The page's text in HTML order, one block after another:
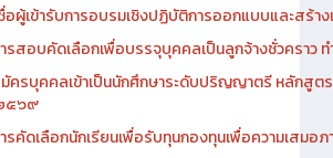
อผู้เข้ารับการอบรมเชิงปฏิบัติการออกแบบและสร้า
รสอบคัดเลือกเพื่อบรรจุบุคคลเป็นลูกจ้างชั่วคราว ท
ครบุคคลเข้าเป็นนักศึกษาระดับปริญญาตรี หลักสูต
๕๖๙
รคัดเลือกนักเรียนเพื่อรับทุนกองทุนเพื่อความเสมอ